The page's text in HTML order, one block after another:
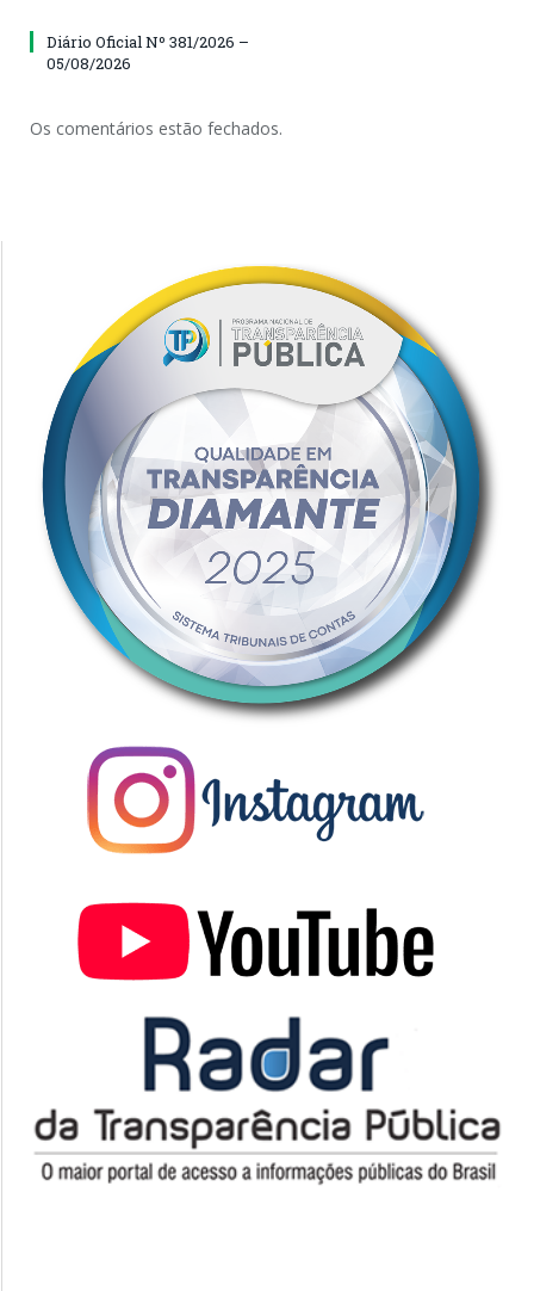
Diário Oficial Nº 381/2026 –
05/08/2026
Os comentários estão fechados.